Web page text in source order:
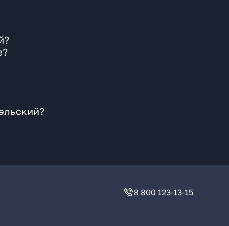
8 800 123-13-15